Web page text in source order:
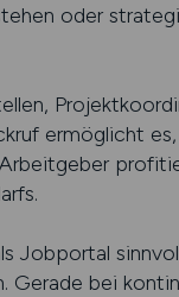
oder
ermöglicht
Jobportal
bei